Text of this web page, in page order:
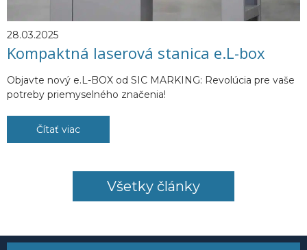
28.03.2025
Kompaktná laserová stanica e.L-box
Objavte nový e.L-BOX od SIC MARKING: Revolúcia pre vaše
potreby priemyselného značenia!
Čítať viac
Všetky články